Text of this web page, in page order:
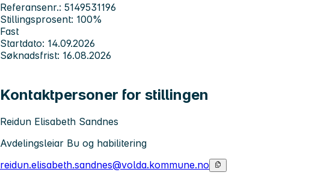
Referansenr.: 5149531196
Stillingsprosent: 100%
Fast
Startdato: 14.09.2026
Søknadsfrist: 16.08.2026
Kontaktpersoner for stillingen
Reidun Elisabeth Sandnes
Avdelingsleiar Bu og habilitering
reidun.elisabeth.sandnes@volda.kommune.no